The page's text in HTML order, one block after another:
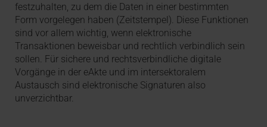
festzuhalten, zu dem die Daten in einer bestimmten
Form vorgelegen haben (Zeitstempel). Diese Funktionen
sind vor allem wichtig, wenn elektronische
Transaktionen beweisbar und rechtlich verbindlich sein
sollen. Für sichere und rechtsverbindliche digitale
Vorgänge in der eAkte und im intersektoralem
Austausch sind elektronische Signaturen also
unverzichtbar.